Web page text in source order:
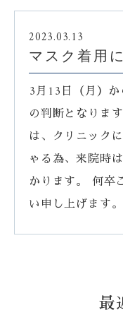
2023.03.13
マスク着用
3月13日（月）
の判断となりま
は、クリニック
ゃる為、来院時
かります。 何卒
い申し上げま
最